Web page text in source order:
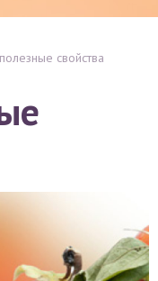
свойства